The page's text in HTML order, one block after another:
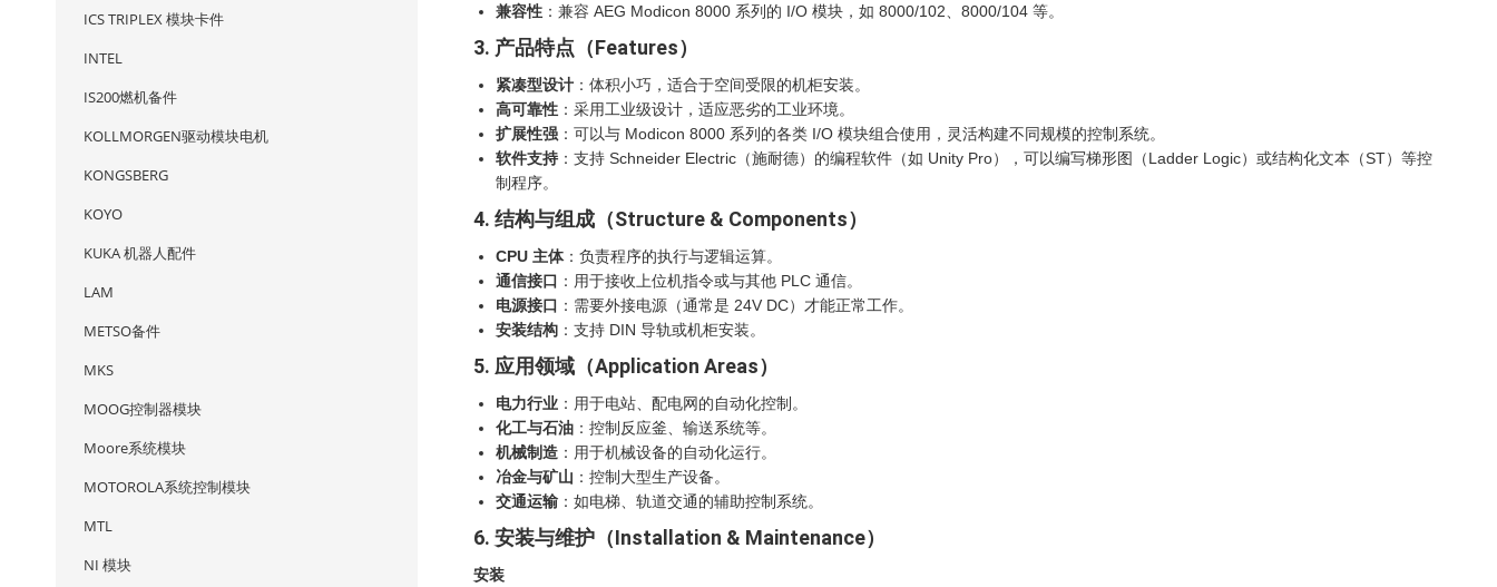
兼容性 ：兼容 AEG Modicon 8000 系列的 I/O 模块，如 8000/102、8000/104 等。
3. 产品特点（Features）
紧凑型设计 ：体积小巧，适合于空间受限的机柜安装。
高可靠性 ：采用工业级设计，适应恶劣的工业环境。
扩展性强 ：可以与 Modicon 8000 系列的各类 I/O 模块组合使用，灵活构建不同规模的控制系统。
软件支持 ：支持 Schneider Electric（施耐德）的编程软件（如 Unity Pro），可以编写梯形图（Ladder Logic）或结构化文本（ST）等控
制程序。
4. 结构与组成（Structure & Components）
CPU 主体：负责程序的执行与逻辑运算。
通信接口 ：用于接收上位机指令或与其他 PLC 通信。
电源接口 ：需要外接电源（通常是 24V DC）才能正常工作。
安装结构 ：支持 DIN 导轨或机柜安装。
5. 应用领域（Application Areas）
电力行业 ：用于电站、配电网的自动化控制。
化工与石油 ：控制反应釜、输送系统等。
机械制造 ：用于机械设备的自动化运行。
冶金与矿山 ：控制大型生产设备。
交通运输 ：如电梯、轨道交通的辅助控制系统。
6. 安装与维护（Installation & Maintenance）
安装
ICS TRIPLEX 模块卡件
INTEL
IS200燃机备件
KOLLMORGEN驱动模块电机
KONGSBERG
KOYO
KUKA 机器人配件
LAM
METSO备件
MKS
MOOG控制器模块
Moore系统模块
MOTOROLA系统控制模块
MTL
NI 模块